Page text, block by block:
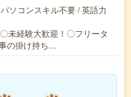
ソコンスキル不要 / 英語力
未経験大歓迎！〇フリータ
の掛け持ち…